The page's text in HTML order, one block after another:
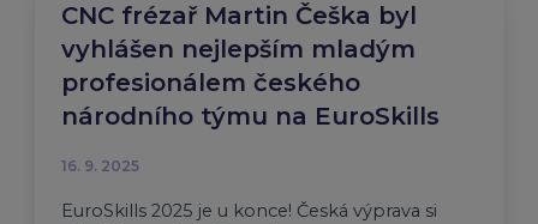
CNC frézař Martin Češka byl
vyhlášen nejlepším mladým
profesionálem českého
národního týmu na EuroSkills
16. 9. 2025
EuroSkills 2025 je u konce! Česká výprava si